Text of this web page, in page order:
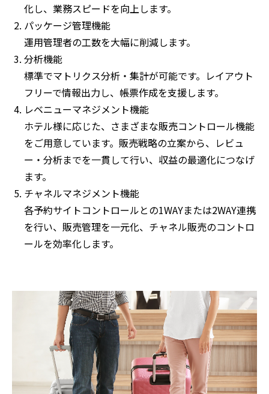
化し、業務スピードを向上します。
パッケージ管理機能
運用管理者の工数を大幅に削減します。
分析機能
標準でマトリクス分析・集計が可能です。レイアウト
フリーで情報出力し、帳票作成を支援します。
レベニューマネジメント機能
ホテル様に応じた、さまざまな販売コントロール機能
をご用意しています。販売戦略の立案から、レビュ
ー・分析までを一貫して行い、収益の最適化につなげ
ます。
チャネルマネジメント機能
各予約サイトコントロールとの1WAYまたは2WAY連携
を行い、販売管理を一元化、チャネル販売のコントロ
ールを効率化します。